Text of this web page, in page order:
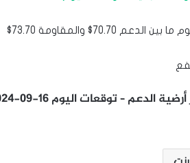
والمقاومة 73.70$
– توقعات اليوم 16-09-2024.